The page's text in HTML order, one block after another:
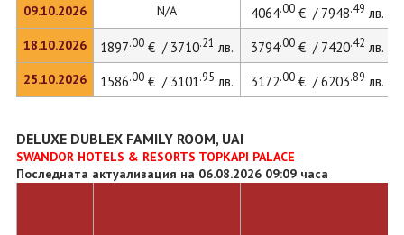
09.10.2026
18.10.2026
25.10.2026
N/A 4064.00€ / 7948.49 лв.
1897.00€ / 3710.21 лв. 3794.00€ / 7420.42 лв.
1586.00€ / 3101.95 лв. 3172.00€ / 6203.89 лв.
DELUXE DUBLEX FAMILY ROOM, UAI
SWANDOR HOTELS & RESORTS TOPKAPI PALACE
Последната актуализация на 06.08.2026 09:09 часа